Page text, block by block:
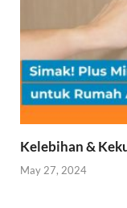
Kelebihan &
May 27, 2024